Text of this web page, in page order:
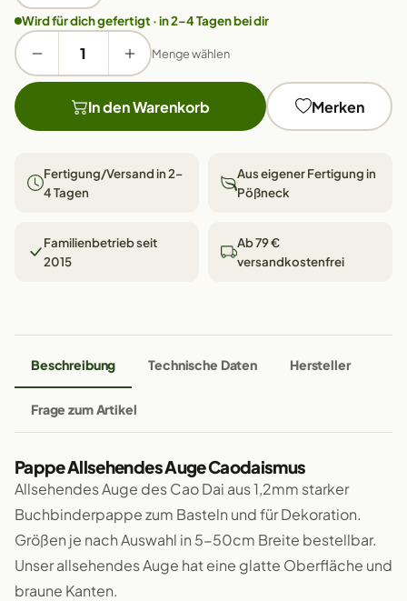
Wird für dich gefertigt · in 2–4 Tagen bei dir
Menge wählen
In den Warenkorb Merken
Fertigung/Versand in 2–
4 Tagen
Aus eigener Fertigung in
Pößneck
Familienbetrieb seit
2015
Ab 79 €
versandkostenfrei
Beschreibung Technische Daten Hersteller
Frage zum Artikel
Pappe Allsehendes Auge Caodaismus
Allsehendes Auge des Cao Dai aus 1,2mm starker
Buchbinderpappe zum Basteln und für Dekoration.
Größen je nach Auswahl in 5-50cm Breite bestellbar.
Unser allsehendes Auge hat eine glatte Oberfläche und
braune Kanten.